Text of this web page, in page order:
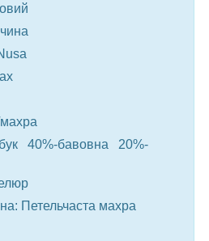
40%-бавовна 20%-
Петельчаста махра